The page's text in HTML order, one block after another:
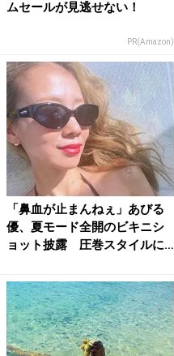
ムセールが見逃せない！
PR(Amazon)
「鼻血が止まんねぇ」あびる
優、夏モード全開のビキニシ
ョット披露 圧巻スタイルに